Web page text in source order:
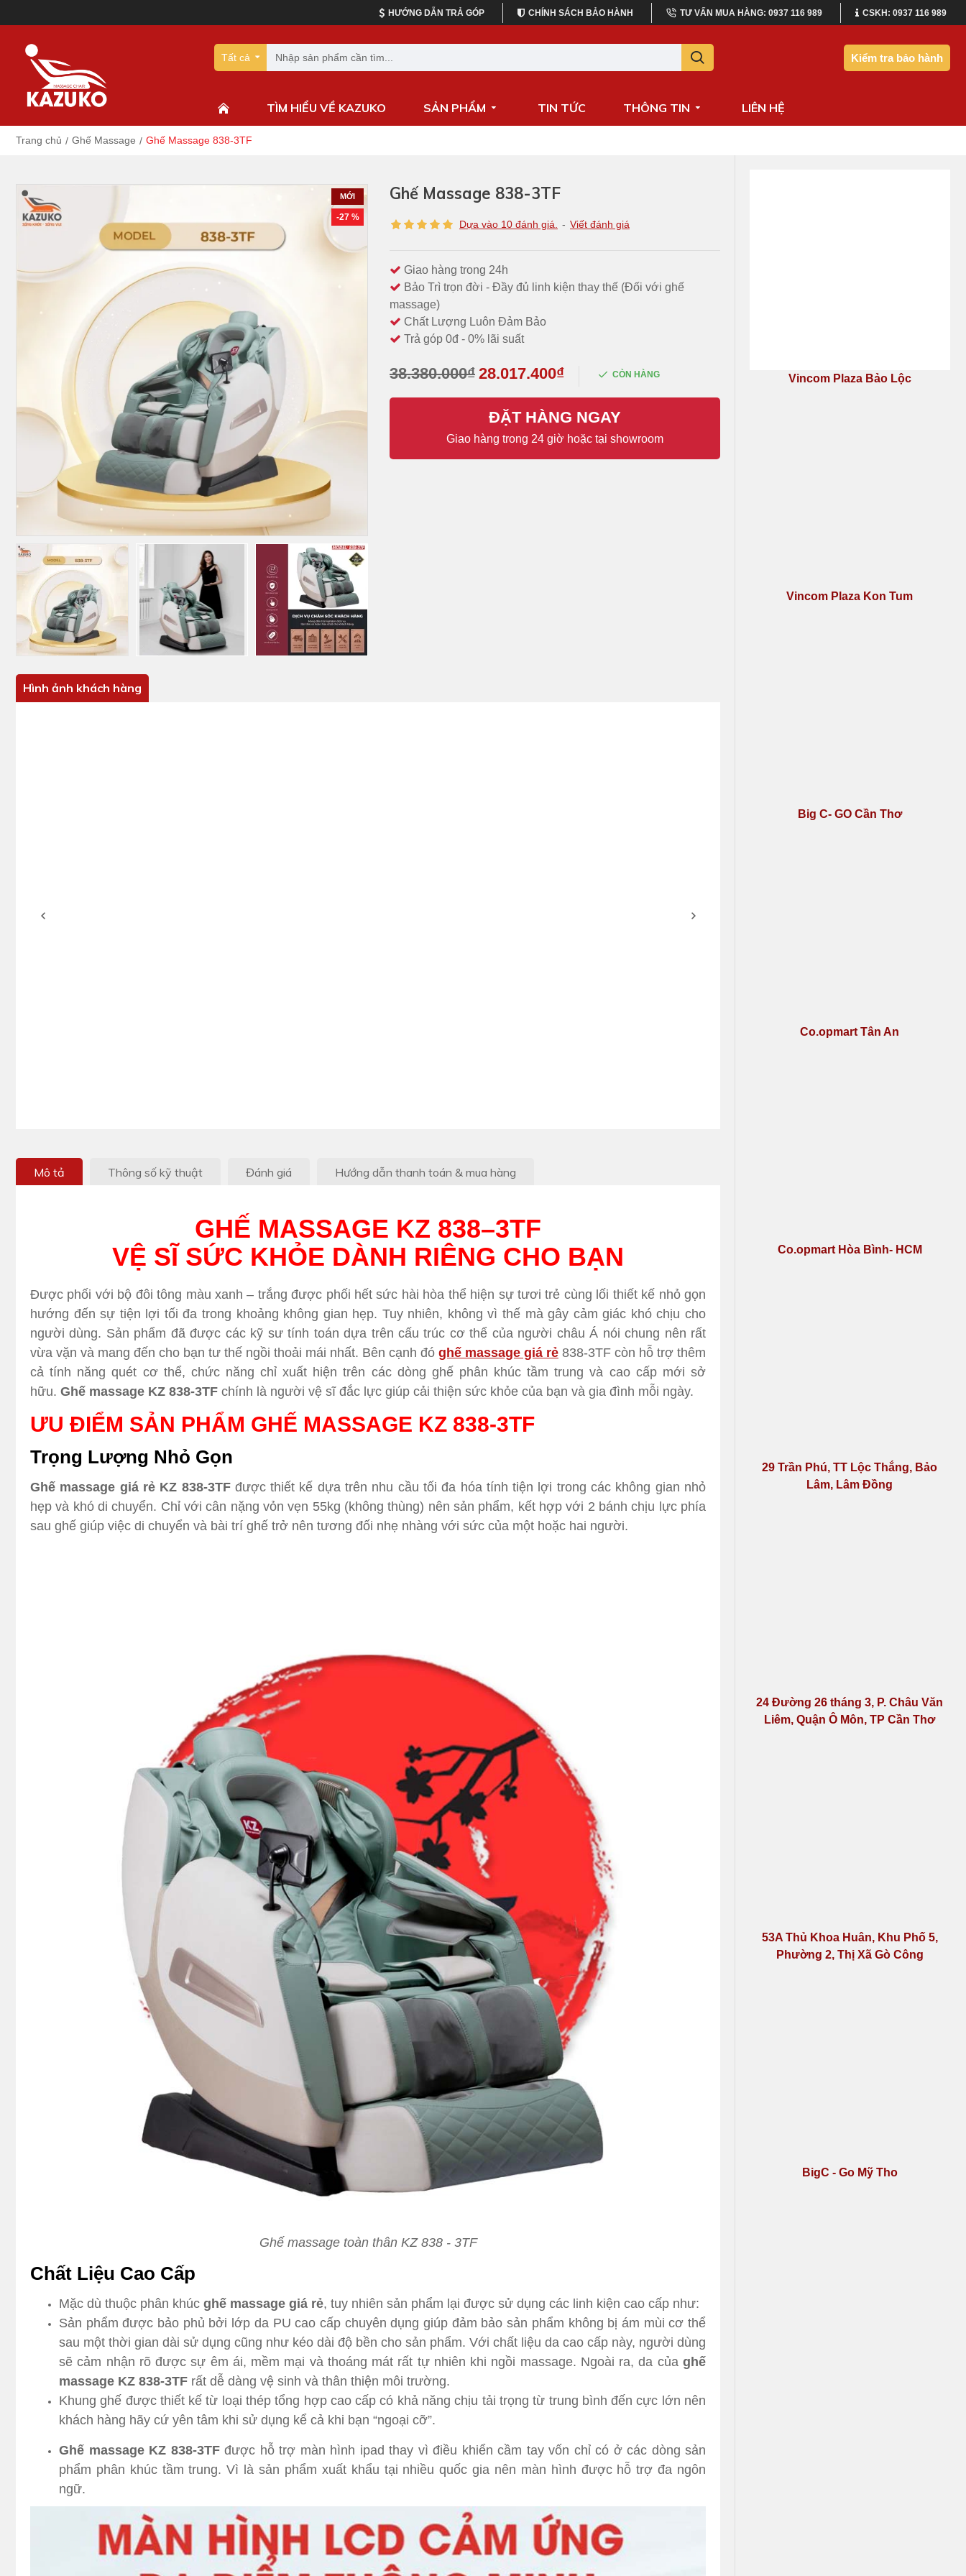
HƯỚNG DẪN TRẢ GÓP CHÍNH SÁCH BẢO HÀNH TƯ VẤN MUA HÀNG: 0937 116 989 CSKH: 0937 116 989
Tất cả Kiểm tra bảo hành
TÌM HIỂU VỀ KAZUKO SẢN PHẨM TIN TỨC THÔNG TIN LIÊN HỆ
Trang chủ Ghế Massage Ghế Massage 838-3TF
MỚI
-27 %
Ghế Massage 838-3TF
Giao hàng trong 24h
Bảo Trì trọn đời - Đầy đủ linh kiện thay thế (Đối với ghế
massage)
Chất Lượng Luôn Đảm Bảo
Trả góp 0đ - 0% lãi suất
Dựa vào 10 đánh giá. - Viết đánh giá
28.017.400₫
38.380.000₫ CÒN HÀNG
ĐẶT HÀNG NGAY
Mô tả
GHẾ MASSAGE KZ 838–3TF
VỆ SĨ SỨC KHỎE DÀNH RIÊNG CHO BẠN
Được phối với bộ đôi tông màu xanh – trắng được phối hết sức hài hòa thể hiện sự tươi trẻ cùng lối thiết kế nhỏ gọn
hướng đến sự tiện lợi tối đa trong khoảng không gian hẹp. Tuy nhiên, không vì thế mà gây cảm giác khó chịu cho
người dùng. Sản phẩm đã được các kỹ sư tính toán dựa trên cấu trúc cơ thể của người châu Á nói chung nên rất
vừa vặn và mang đến cho bạn tư thế ngồi thoải mái nhất. Bên cạnh đóghế massage giá rẻ 838-3TF
còn hỗ trợ thêm
cả tính năng quét cơ thể, chức năng chỉ xuất hiện trên các dòng ghế phân khúc tầm trung và cao cấp mới sở
ƯU ĐIỂM SẢN PHẨM GHẾ MASSAGE KZ 838-3TF
Trọng Lượng Nhỏ Gọn
Ghế massage giá rẻ KZ 838-3TF được thiết kế dựa trên nhu cầu tối đa hóa tính tiện lợi trong các không gian nhỏ
hẹp và khó di chuyển. Chỉ với cân nặng vỏn vẹn 55kg (không thùng) nên sản phẩm, kết hợp với 2 bánh chịu lực phía
Chất Liệu Cao Cấp
Mặc dù thuộc phân khúcghế massage giá rẻ, tuy nhiên sản phẩm lại được sử dụng các linh kiện cao cấp như:
Sản phẩm được bảo phủ bởi lớp da PU cao cấp chuyên dụng giúp đảm bảo sản phẩm không bị ám mùi cơ thể
sau một thời gian dài sử dụng cũng như kéo dài độ bền cho sản phẩm. Với chất liệu da cao cấp này, người dùng
sẽ cảm nhận rõ được sự êm ái, mềm mại và thoáng mát rất tự nhiên khi ngồi massage. Ngoài ra, da của
massage KZ 838-3TF rất dễ dàng vệ sinh và thân thiện môi trường.
Khung ghế được thiết kế từ loại thép tổng hợp cao cấp có khả năng chịu tải trọng từ trung bình đến cực lớn nên
Ghế massage KZ 838-3TF
được hỗ trợ màn hình ipad thay vì điều khiển cầm tay vốn chỉ có ở các dòng sản
phẩm phân khúc tầm trung. Vì là sản phẩm xuất khẩu tại nhiều quốc gia nên màn hình được hỗ trợ đa ngôn
Hình ảnh khách hàng
Vincom Plaza Bảo Lộc
Vincom Plaza Kon Tum
Big C- GO Cần Thơ
Co.opmart Tân An
Co.opmart Hòa Bình- HCM
29 Trần Phú, TT Lộc Thắng, Bảo
Lâm, Lâm Đồng
24 Đường 26 tháng 3, P. Châu Văn
Liêm, Quận Ô Môn, TP Cần Thơ
53A Thủ Khoa Huân, Khu Phố 5,
Phường 2, Thị Xã Gò Công
BigC - Go Mỹ Tho